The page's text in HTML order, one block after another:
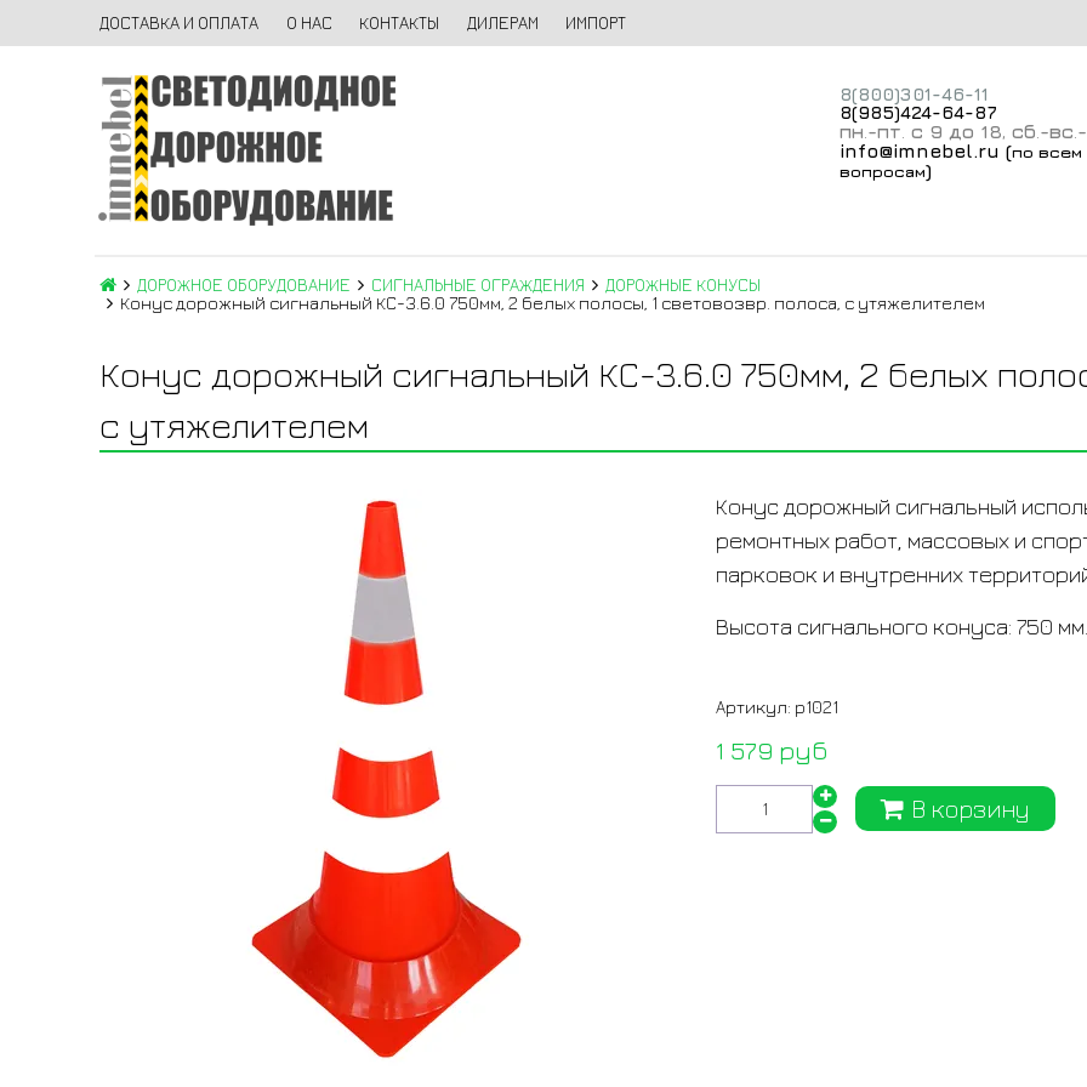
ДОСТАВКА И ОПЛАТА О НАС КОНТАКТЫ ДИЛЕРАМ ИМПОРТ
8(800)301-46-11
8(985)424-64-87
пн -пт с 9 до 18, сб -вс
info@imnebel.ru (по всем
вопросам)
ДОРОЖНОЕ ОБОРУДОВАНИЕ СИГНАЛЬНЫЕ ОГРАЖДЕНИЯ
ДОРОЖНЫЕ КОНУСЫ
Конус дорожный сигнальный КС-3.6.0 750мм, 2 белых полосы, 1 световозвр. полоса, с утяжелителем
Конус дорожный сигнальный КС-3.6.0 750мм, 2 белых
с утяжелителем
Конус дорожный сигнальный
ремонтных работ, массовых и
парковок и внутренних
Высота сигнального конуса: 750
Артикул: p1021
1 579 руб
В корзину